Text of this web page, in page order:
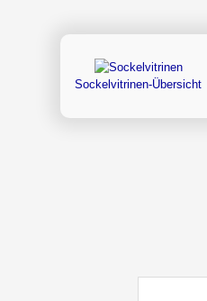
Sockelvitrinen-Übersicht